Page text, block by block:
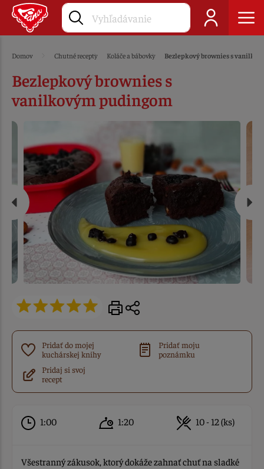
Domov Chutné recepty Koláče a bábovky Bezlepkový brownies s
Bezlepkový brownies s
vanilkovým pudingom
Pridať do mojej
kuchárskej knihy
Pridať moju
poznámku
Pridaj si svoj
recept
1:00 1:20 10 - 12 (ks)
Všestranný zákusok, ktorý dokáže zahnať chuť na sladké